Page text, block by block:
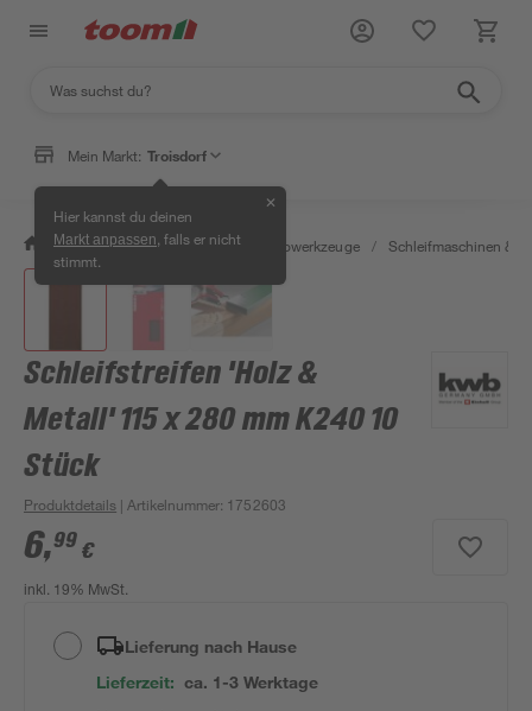
Mein Markt: Troisdorf
Hier kannst du deinen
Markt anpassen , falls er nicht
stimmt.
✕
/ Werkstatt & Maschinen / Elektrowerkzeuge / Schleifmaschinen &
Schleifstreifen 'Holz &
Metall' 115 x 280 mm K240 10
Stück
Produktdetails | Artikelnummer: 1752603
6,99 €
inkl. 19% MwSt.
Lieferung nach Hause
Lieferzeit: ca. 1-3 Werktage